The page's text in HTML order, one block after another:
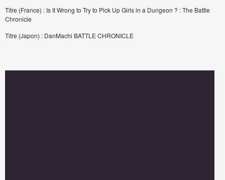
Titre (France) : Is It Wrong to Try to Pick Up Girls in a Dungeon ? : The Battle
Chronicle
Titre (Japon) : DanMachi BATTLE CHRONICLE